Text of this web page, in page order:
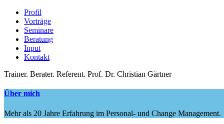
Profil
Vorträge
Seminare
Beratung
Input
Kontakt
Trainer. Berater. Referent. Prof. Dr. Christian Gärtner
Über mich
Mehr als 20 Jahre Erfahrung im Personal- und Change Management.